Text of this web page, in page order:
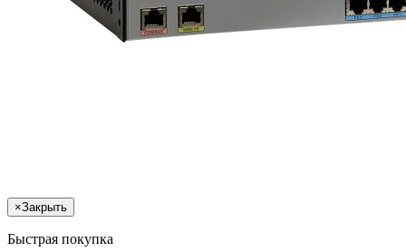
×Закрыть
Быстрая покупка